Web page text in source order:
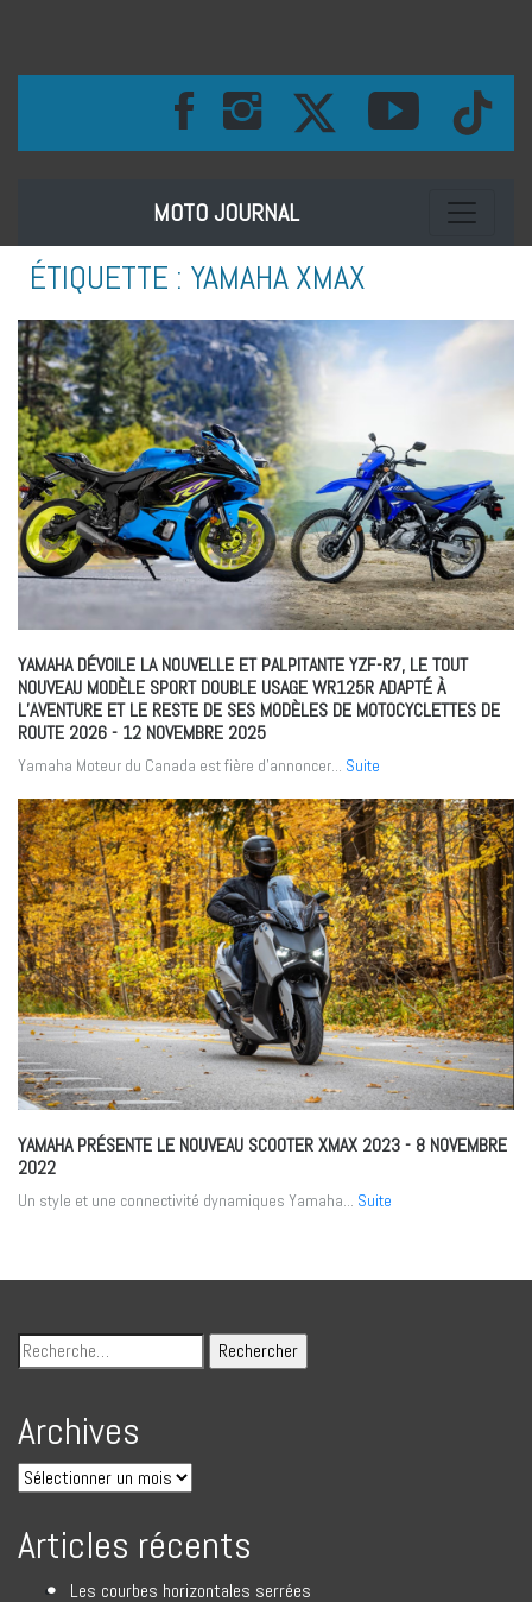
MOTO JOURNAL Toggle
ÉTIQUETTE : YAMAHA XMAX
YAMAHA DÉVOILE LA NOUVELLE ET PALPITANTE YZF-R7, LE TOUT
NOUVEAU MODÈLE SPORT DOUBLE USAGE WR125R ADAPTÉ À
L’AVENTURE ET LE RESTE DE SES MODÈLES DE MOTOCYCLETTES DE
ROUTE 2026- 12 NOVEMBRE 2025
Yamaha Moteur du Canada est fière d’annoncer... Suite
YAMAHA PRÉSENTE LE NOUVEAU SCOOTER XMAX 2023- 8 NOVEMBRE
2022
Un style et une connectivité dynamiques Yamaha... Suite
Archives
Articles récents
Les courbes horizontales serrées